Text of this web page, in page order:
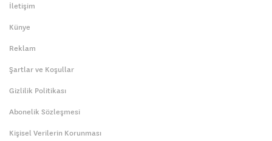
İletişim
Künye
Reklam
Şartlar ve Koşullar
Gizlilik Politikası
Abonelik Sözleşmesi
Kişisel Verilerin Korunması